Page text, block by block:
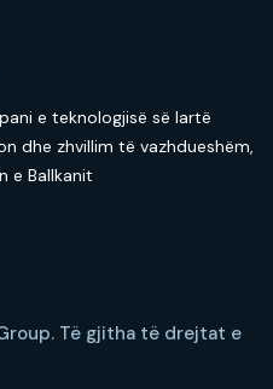
e teknologjisë së lartë
dhe zhvillim të vazhdueshëm,
e Ballkanit
Të gjitha të drejtat e